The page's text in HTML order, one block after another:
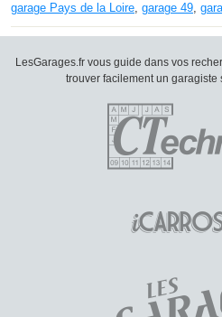
garage Pays de la Loire, garage 49,
LesGarages.fr vous guide dans vos
trouver facilement un garagiste